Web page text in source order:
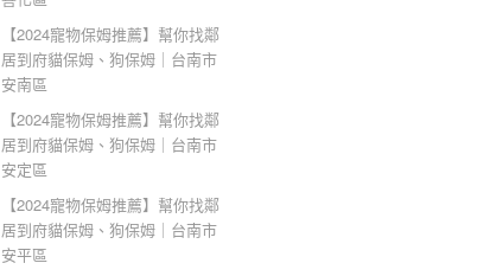
【2024寵物保姆推薦】幫你找鄰
居到府貓保姆、狗保姆｜台南市
安南區
【2024寵物保姆推薦】幫你找鄰
居到府貓保姆、狗保姆｜台南市
安定區
【2024寵物保姆推薦】幫你找鄰
居到府貓保姆、狗保姆｜台南市
安平區